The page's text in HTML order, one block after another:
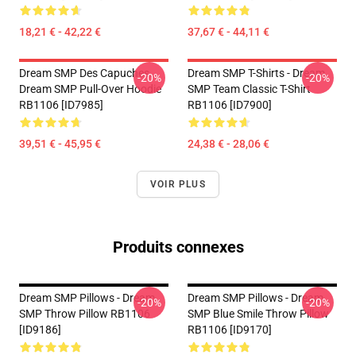
18,21 € - 42,22 € 37,67 € - 44,11 €
Dream SMP Des Capuches...
Dream SMP Pull-Over Hoodie
RB1106 [ID7985]
39,51 € - 45,95 €
-20%
Dream SMP T-Shirts - Dream
SMP Team Classic T-Shirt
RB1106 [ID7900]
24,38 € - 28,06 €
-20%
VOIR PLUS
Produits connexes
Dream SMP Pillows - Dream
SMP Throw Pillow RB1106
[ID9186]
-20%
Dream SMP Pillows - Dream
SMP Blue Smile Throw Pillow
RB1106 [ID9170]
-20%